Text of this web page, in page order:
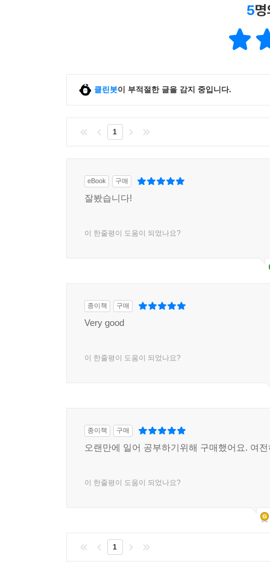
5
클린봇이 부적절한 글을 감지 중입니다.
1
eBook 구매
잘봤습니다!
이 한줄평이 도움이 되었나요?
종이책 구매
Very good
이 한줄평이 도움이 되었나요?
종이책 구매
오랜만에 일어 공부하기위해 구매했어요. 여
이 한줄평이 도움이 되었나요?
1